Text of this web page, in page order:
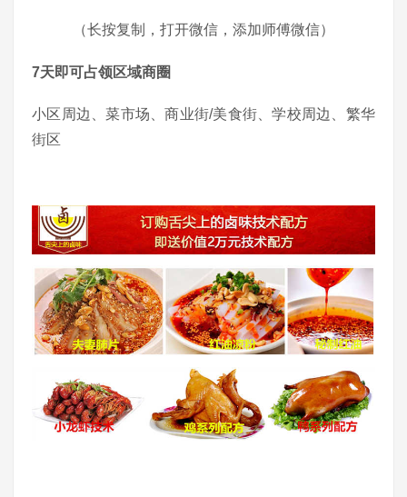
（长按复制，打开微信，添加师傅微信）
7天即可占领区域商圈
小区周边、菜市场、商业街/美食街、学校周边、繁华
街区